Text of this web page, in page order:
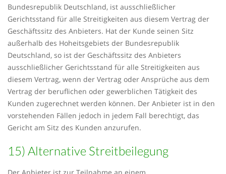
Bundesrepublik Deutschland, ist ausschließlicher
Gerichtsstand für alle Streitigkeiten aus diesem Vertrag der
Geschäftssitz des Anbieters. Hat der Kunde seinen Sitz
außerhalb des Hoheitsgebiets der Bundesrepublik
Deutschland, so ist der Geschäftssitz des Anbieters
ausschließlicher Gerichtsstand für alle Streitigkeiten aus
diesem Vertrag, wenn der Vertrag oder Ansprüche aus dem
Vertrag der beruflichen oder gewerblichen Tätigkeit des
Kunden zugerechnet werden können. Der Anbieter ist in den
vorstehenden Fällen jedoch in jedem Fall berechtigt, das
Gericht am Sitz des Kunden anzurufen.
15) Alternative Streitbeilegung
Der Anbieter ist zur Teilnahme an einem